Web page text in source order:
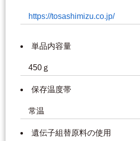
https://tosashimizu.co.jp/
単品内容量
450ｇ
保存温度帯
常温
遺伝子組替原料の使用